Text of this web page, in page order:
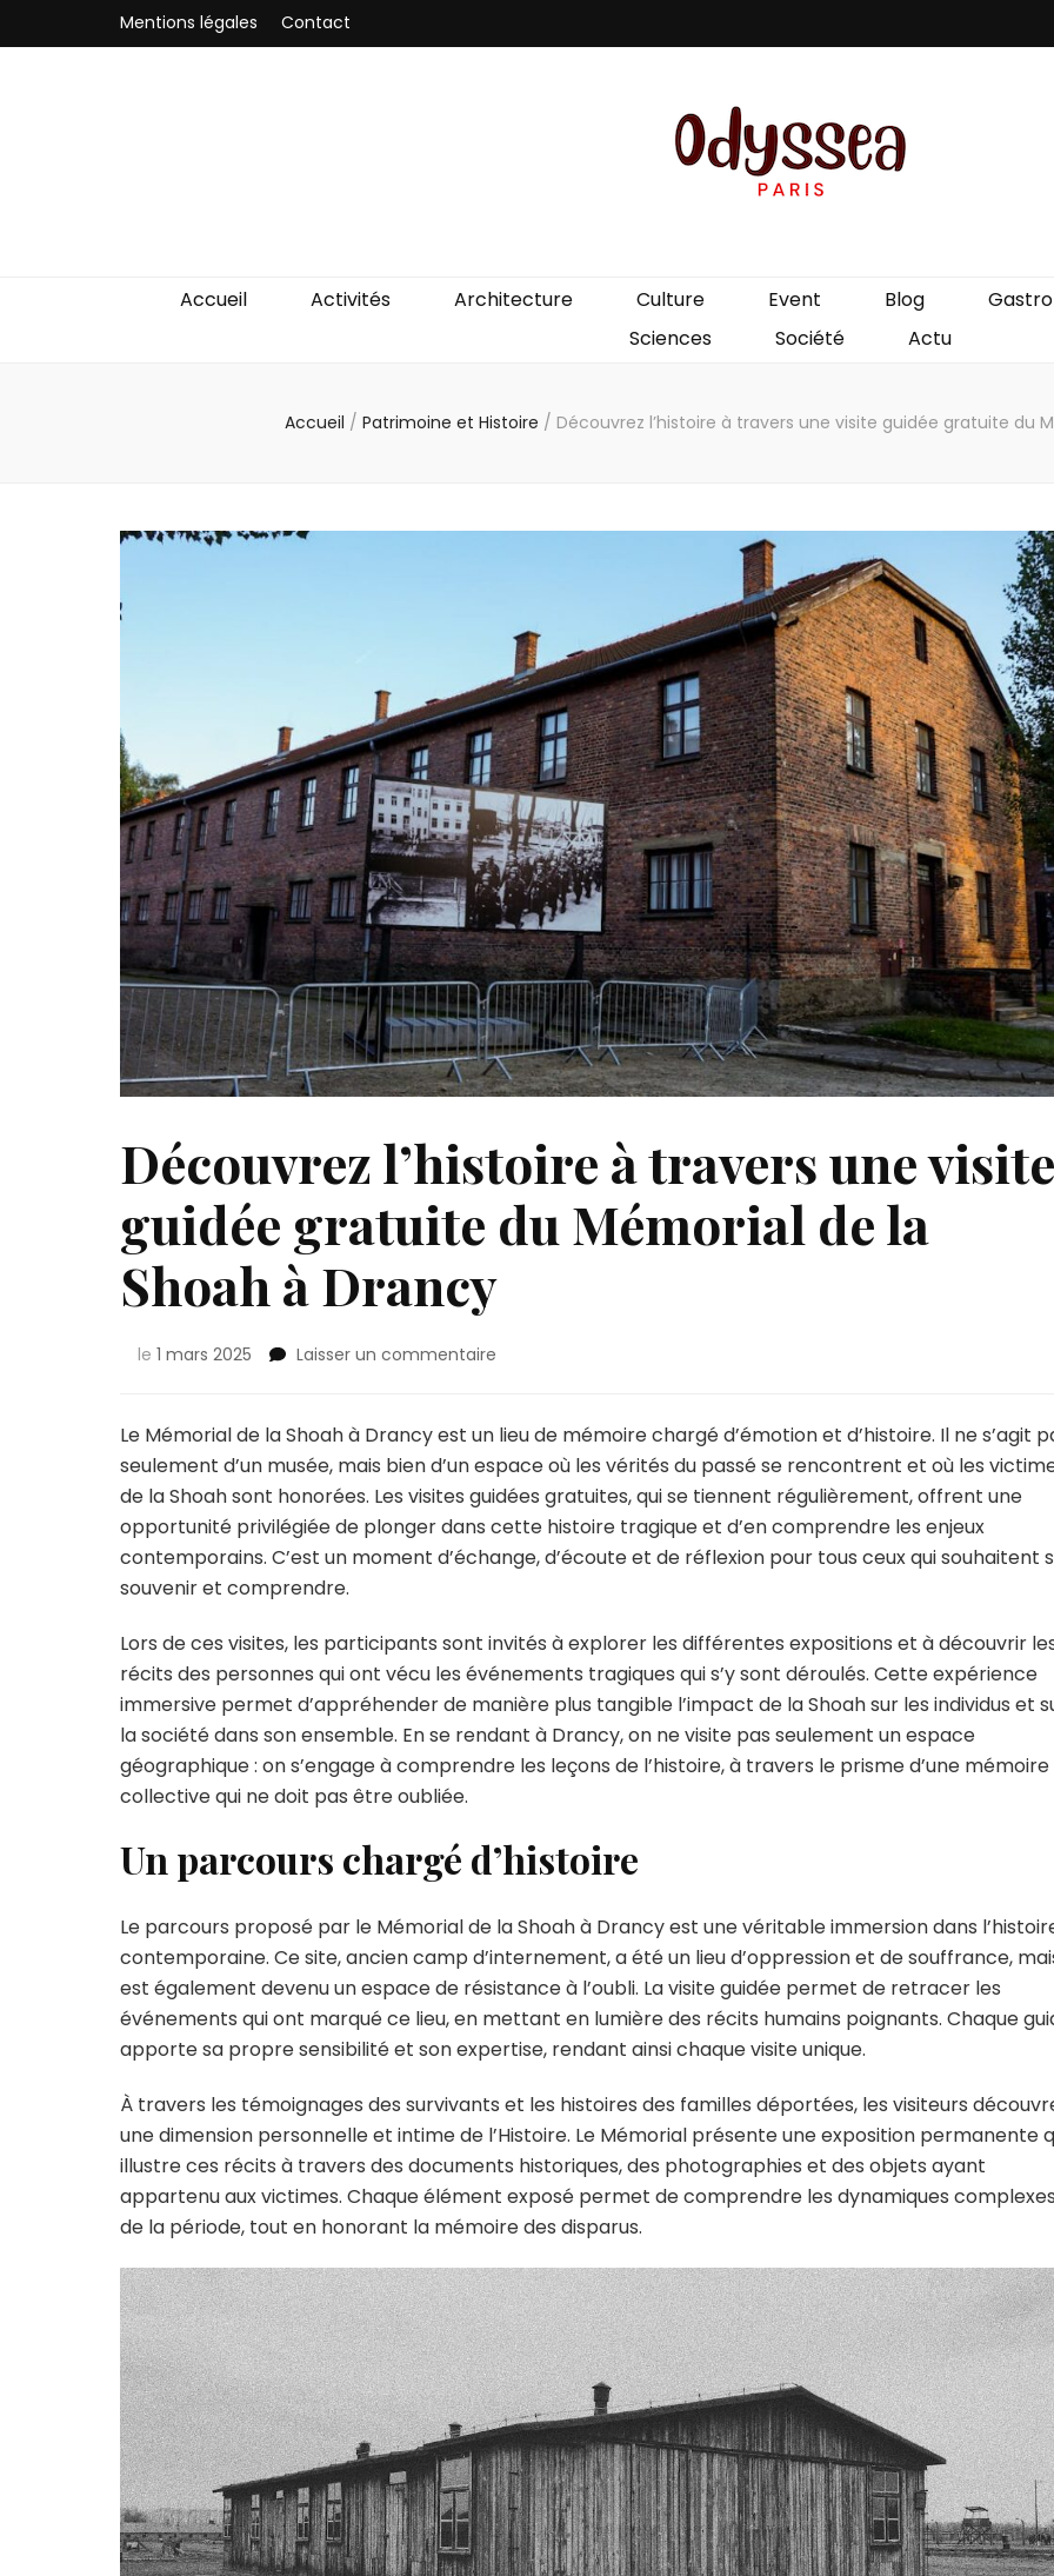
Mentions légales Contact
Accueil Activités Architecture Culture Event Blog
Sciences
Société Actu
Accueil / Patrimoine et Histoire / Découvrez l’histoire à travers une visite guidée gratuite du
Découvrez l’histoire à travers une visite
guidée gratuite du Mémorial de la
Shoah à Drancy
le 1 mars 2025 Laisser un commentaire
à
une
visite
guidée
gratuite
du
la
Shoah
à
Drancy
Le Mémorial de la Shoah à Drancy est un lieu de mémoire chargé d’émotion et d’histoire. Il ne s’agit
seulement d’un musée, mais bien d’un espace où les vérités du passé se rencontrent et où les
de la Shoah sont honorées. Les visites guidées gratuites, qui se tiennent régulièrement, offrent une
opportunité privilégiée de plonger dans cette histoire tragique et d’en comprendre les enjeux
contemporains. C’est un moment d’échange, d’écoute et de réflexion pour tous ceux qui souhaitent
souvenir et comprendre.
Lors de ces visites, les participants sont invités à explorer les différentes expositions et à découvrir
récits des personnes qui ont vécu les événements tragiques qui s’y sont déroulés. Cette expérience
immersive permet d’appréhender de manière plus tangible l’impact de la Shoah sur les individus et
la société dans son ensemble. En se rendant à Drancy, on ne visite pas seulement un espace
géographique : on s’engage à comprendre les leçons de l’histoire, à travers le prisme d’une mémoire
collective qui ne doit pas être oubliée.
Un parcours chargé d’histoire
Le parcours proposé par le Mémorial de la Shoah à Drancy est une véritable immersion dans
contemporaine. Ce site, ancien camp d’internement, a été un lieu d’oppression et de souffrance,
est également devenu un espace de résistance à l’oubli. La visite guidée permet de retracer les
événements qui ont marqué ce lieu, en mettant en lumière des récits humains poignants. Chaque
apporte sa propre sensibilité et son expertise, rendant ainsi chaque visite unique.
À travers les témoignages des survivants et les histoires des familles déportées, les visiteurs
une dimension personnelle et intime de l’Histoire. Le Mémorial présente une exposition permanente
illustre ces récits à travers des documents historiques, des photographies et des objets ayant
appartenu aux victimes. Chaque élément exposé permet de comprendre les dynamiques
de la période, tout en honorant la mémoire des disparus.